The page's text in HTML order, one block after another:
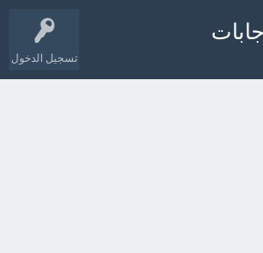
تسجيل الدخول